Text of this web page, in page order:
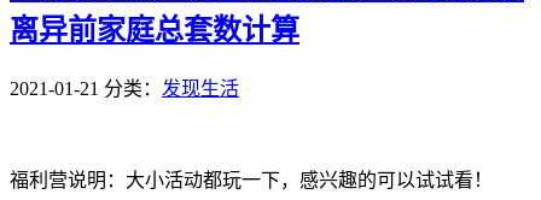
离异前家庭总套数计算
2021-01-21 分类： 发现生活
福利营说明：大小活动都玩一下，感兴趣的可以试试看！